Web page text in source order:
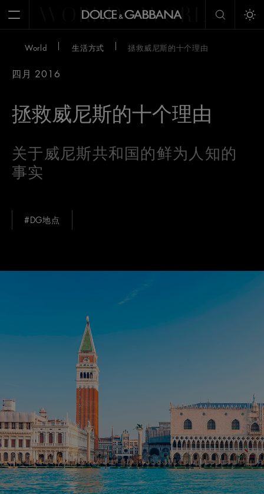
Open MenuWORLD WORLD
World 生活方式 拯救威尼斯的十个理由
四月 2016
拯救威尼斯的十个理由
关于威尼斯共和国的鲜为人知的
事实
#DG地点